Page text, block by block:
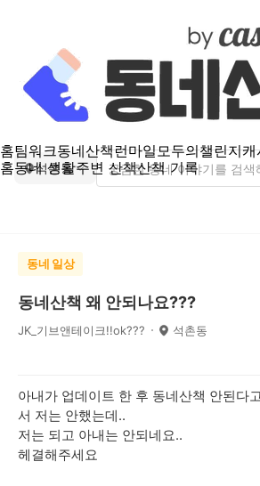
홈팀워크동네산책런마일모두의챌린지캐
홈동네 생활주변 산책산책 기록
석촌동
동네 일상
동네산책 왜 안되나요???
JK_기브앤테이크!!ok??? 석촌동
아내가 업데이트 한 후 동네산책 안된다
서 저는 안했는데..
저는 되고 아내는 안되네요..
헤결해주세요